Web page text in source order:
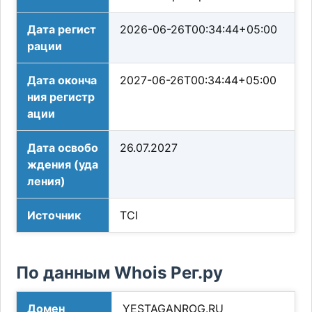
Дата регист
рации
2026-06-26T00:34:44+05:00
Дата оконча
ния регистр
ации
2027-06-26T00:34:44+05:00
Дата освобо
ждения (уда
ления)
26.07.2027
Источник TCI
По данным Whois Рег.ру
Домен YESTAGANROG.RU